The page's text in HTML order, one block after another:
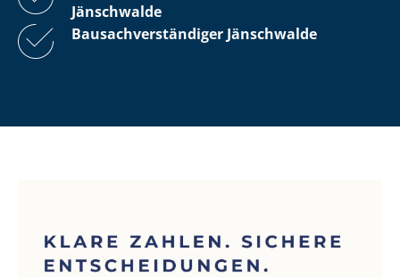
Jänschwalde
Bau­sach­ver­stän­di­ger Jänschwalde